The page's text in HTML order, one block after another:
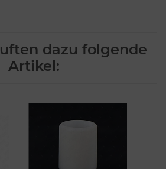
dazu folgende
Artikel: